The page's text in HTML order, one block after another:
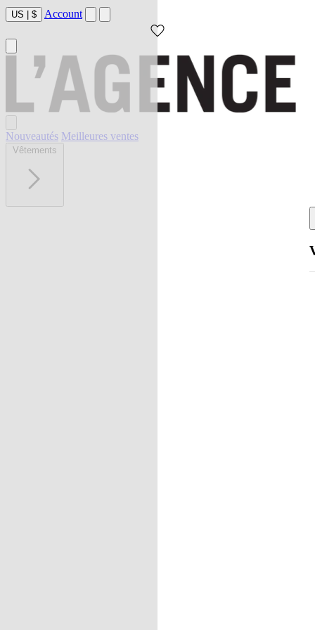
US $ Account
Nouveautés Meilleures ventes
Vêtements